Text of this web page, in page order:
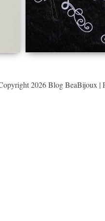
2026 Blog BeaBijoux |